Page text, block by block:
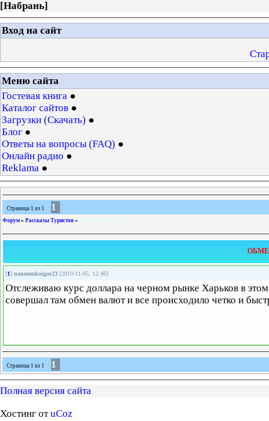
[Набрань]
Вход на сайт
Меню сайта
Гостевая книга
Каталог сайтов
Загрузки (Скачать)
Блог
Ответы на вопросы (FAQ)
Онлайн радио
Reklama
Страница 1 из 1 1
Форум » Рассказы Туристов »
[1] naumenkoigor23 [2019-11-05, 12:46]
Отслеживаю курс доллара на черном рынке Харьков в
совершал там обмен валют и все происходило четко и
Страница 1 из 1 1
Полная версия сайта
Хостинг отuCoz